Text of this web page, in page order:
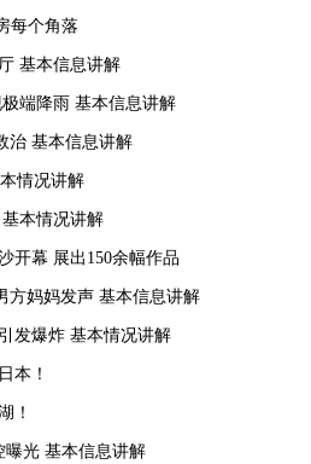
每个角落
基本信息讲解
端降雨 基本信息讲解
治 基本信息讲解
情况讲解
本情况讲解
开幕 展出150余幅作品
方妈妈发声 基本信息讲解
发爆炸 基本情况讲解
本！
！
曝光 基本信息讲解